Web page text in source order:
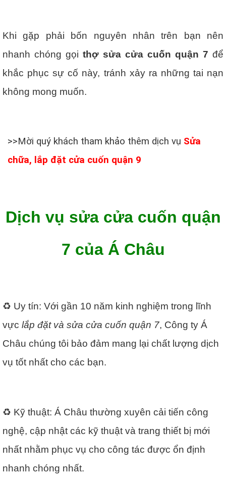
Khi gặp phải bốn nguyên nhân trên bạn nên
nhanh chóng gọi thợ sửa cửa cuốn quận 7 để
khắc phục sự cố này, tránh xảy ra những tai nạn
không mong muốn.
>>Mời quý khách tham khảo thêm dịch vụ Sửa
chữa, lắp đặt cửa cuốn quận 9
Dịch vụ sửa cửa cuốn quận
7 của Á Châu
♻️ Uy tín: Với gần 10 năm kinh nghiệm trong lĩnh
vực lắp đặt và sửa cửa cuốn quận 7, Công ty Á
Châu chúng tôi bảo đảm mang lại chất lượng dịch
vụ tốt nhất cho các bạn.
♻️ Kỹ thuật: Á Châu thường xuyên cải tiến công
nghệ, cập nhật các kỹ thuật và trang thiết bị mới
nhất nhằm phục vụ cho công tác được ổn định
nhanh chóng nhất.